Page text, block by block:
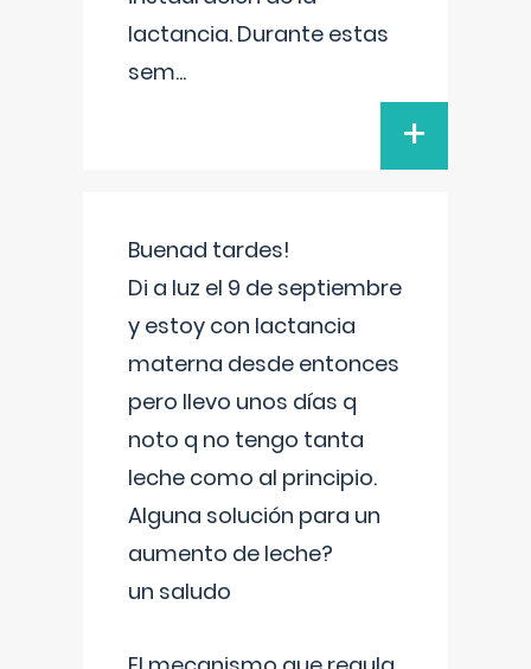
lactancia. Durante estas
sem...
+
Buenad tardes!
Di a luz el 9 de septiembre
y estoy con lactancia
materna desde entonces
pero llevo unos días q
noto q no tengo tanta
leche como al principio.
Alguna solución para un
aumento de leche?
un saludo